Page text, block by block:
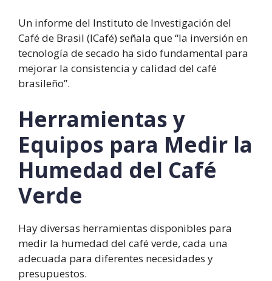
Un informe del Instituto de Investigación del
Café de Brasil (ICafé) señala que “la inversión en
tecnología de secado ha sido fundamental para
mejorar la consistencia y calidad del café
brasileño”.
Herramientas y
Equipos para Medir la
Humedad del Café
Verde
Hay diversas herramientas disponibles para
medir la humedad del café verde, cada una
adecuada para diferentes necesidades y
presupuestos.